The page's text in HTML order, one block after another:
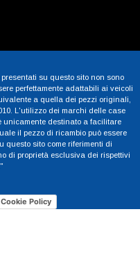
su questo sito non sono
perfettamente adattabili ai veicoli
a quella dei pezzi originali,
L'utilizzo dei marchi delle case
unicamente destinato a facilitare
il pezzo di ricambio può essere
questo sito come riferimenti di
di proprietà esclusiva dei rispettivi
Cookie Policy